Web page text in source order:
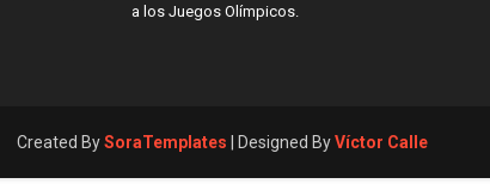
a los Juegos Olímpicos.
Created BySoraTemplates | Designed ByVíctor Calle